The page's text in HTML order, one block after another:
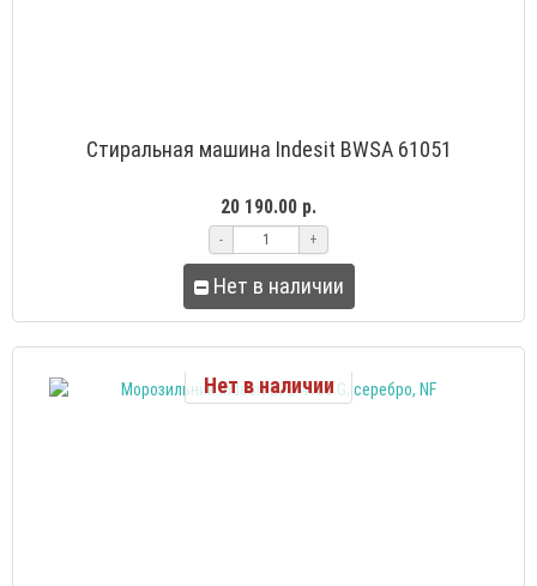
Стиральная машина Indesit BWSA 61051
20 190.00 р.
- +
Нет в наличии
Нет в наличии